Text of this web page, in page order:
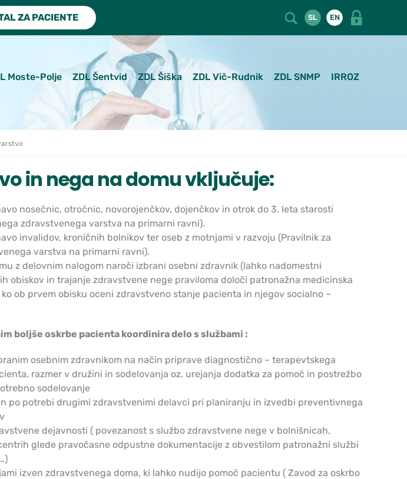
ZA PACIENTE SL EN
Moste-Polje ZDL Šentvid ZDL Šiška ZDL Vič-Rudnik ZDL SNMP IRROZ
in nega na domu vključuje:
nosečnic, otročnic, novorojenčkov, dojenčkov in otrok do 3. leta starosti
zdravstvenega varstva na primarni ravni).
invalidov, kroničnih bolnikov ter oseb z motnjami v razvoju (Pravilnik za
varstva na primarni ravni).
z delovnim nalogom naroči izbrani osebni zdravnik (lahko nadomestni
obiskov in trajanje zdravstvene nege praviloma določi patronažna medicinska
ob prvem obisku oceni zdravstveno stanje pacienta in njegov socialno –
boljše oskrbe pacienta koordinira delo s službami :
osebnim zdravnikom na način priprave diagnostično – terapevtskega
razmer v družini in sodelovanja oz. urejanja dodatka za pomoč in postrežbo
sodelovanje
po potrebi drugimi zdravstvenimi delavci pri planiranju in izvedbi preventivnega
dejavnosti ( povezanost s službo zdravstvene nege v bolnišnicah,
glede pravočasne odpustne dokumentacije z obvestilom patronažni službi
izven zdravstvenega doma, ki lahko nudijo pomoč pacientu ( Zavod za oskrbo